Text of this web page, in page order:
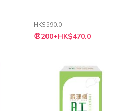
HK$590.0
特
殊 200+HK$470.0